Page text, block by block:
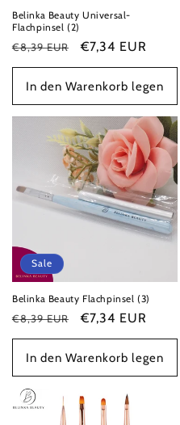
Belinka Beauty Universal-
Flachpinsel (2)
Normaler
Preis
€8,39 EUR Verkaufspreis
€7,34 EUR
In den Warenkorb legen
Sale
Belinka Beauty Flachpinsel (3)
Normaler
Preis
€8,39 EUR Verkaufspreis
€7,34 EUR
In den Warenkorb legen